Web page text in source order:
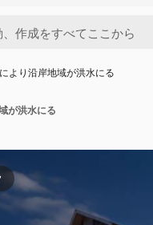
より沿岸地域が洪水にる
が洪水にる